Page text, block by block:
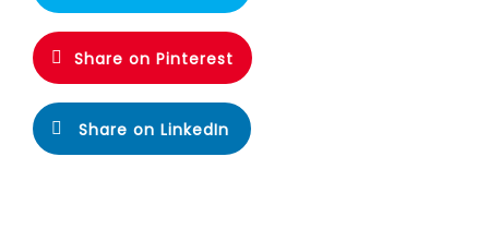
Share on Pinterest
Share on LinkedIn